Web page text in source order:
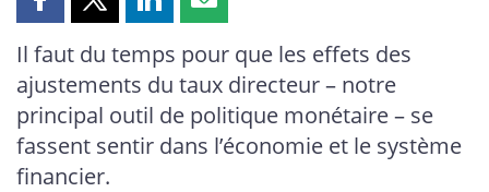
Partager
page
sur
Facebook
Partager
page
sur
X
Partager
page
sur
LinkedIn
Partager
page
par
courriel
Il faut du temps pour que les effets des
ajustements du taux directeur – notre
principal outil de politique monétaire – se
fassent sentir dans l’économie et le système
financier.